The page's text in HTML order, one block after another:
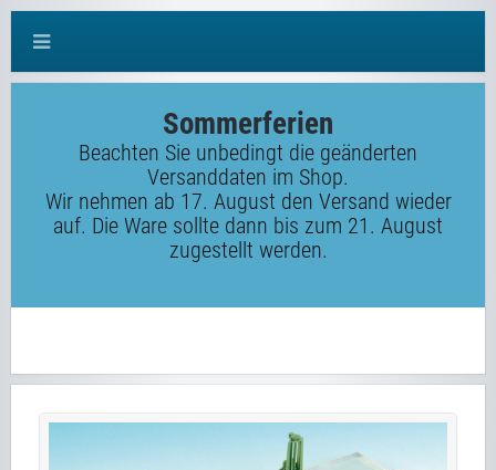
Sommerferien
Beachten Sie unbedingt die geänderten
Versanddaten im Shop.
Wir nehmen ab 17. August den Versand wieder
auf. Die Ware sollte dann bis zum 21. August
zugestellt werden.